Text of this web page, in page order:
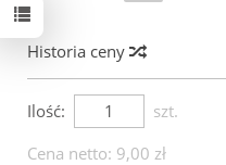
Historia ceny
Ilość:
szt.
Cena netto: 9,00 zł